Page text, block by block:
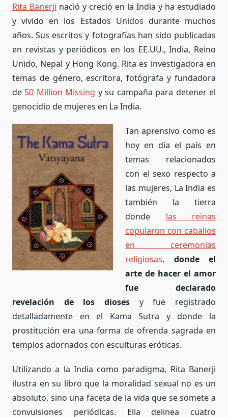
Rita Banerji nació y creció en la India y ha estudiado
y vivido en los Estados Unidos durante muchos
años. Sus escritos y fotografías han sido publicadas
en revistas y periódicos en los EE.UU., India, Reino
Unido, Nepal y Hong Kong. Rita es investigadora en
temas de género, escritora, fotógrafa y fundadora
de 50 Million Missing y su campaña para detener el
genocidio de mujeres en La India.
Tan aprensivo como es
hoy en día el país en
temas relacionados
con el sexo respecto a
las mujeres, La India es
también la tierra
donde las reinas
copularon con caballos
en ceremonias
religiosas, donde el
arte de hacer el amor
fue declarado
revelación de los dioses y fue registrado
detalladamente en el Kama Sutra y donde la
prostitución era una forma de ofrenda sagrada en
templos adornados con esculturas eróticas.
Utilizando a la India como paradigma, Rita Banerji
ilustra en su libro que la moralidad sexual no es un
absoluto, sino una faceta de la vida que se somete a
convulsiones periódicas. Ella delinea cuatro